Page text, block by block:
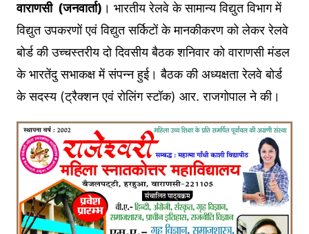
वाराणसी (जनवार्ता) । भारतीय रेलवे के सामान्य विद्युत विभाग में
विद्युत उपकरणों एवं विद्युत सर्किटों के मानकीकरण को लेकर रेलवे
बोर्ड की उच्चस्तरीय दो दिवसीय बैठक शनिवार को वाराणसी मंडल
के भारतेंदु सभाकक्ष में संपन्न हुई। बैठक की अध्यक्षता रेलवे बोर्ड
के सदस्य (ट्रैक्शन एवं रोलिंग स्टॉक) आर. राजगोपाल ने की।